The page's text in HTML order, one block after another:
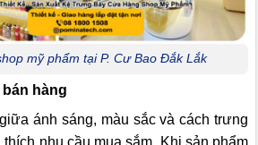
mỹ phẩm tại P. Cư Bao Đắk Lắk
hàng
ánh sáng, màu sắc và cách trưng
nhu cầu mua sắm. Khi sản phẩm